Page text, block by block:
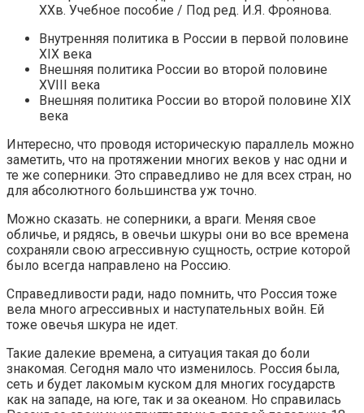
XXв. Учебное пособие / Под ред. И.Я. Фроянова.
Внутренняя политика в России в первой половине
XIX века
Внешняя политика России во второй половине
XVIII века
Внешняя политика России во второй половине XIX
века
Интересно, что проводя историческую параллель можно
заметить, что на протяжении многих веков у нас одни и
те же соперники. Это справедливо не для всех стран, но
для абсолютного большинства уж точно.
Можно сказать. не соперники, а враги. Меняя свое
обличье, и рядясь, в овечьи шкуры они во все времена
сохраняли свою агрессивную сущность, острие которой
было всегда направлено на Россию.
Справедливости ради, надо помнить, что Россия тоже
вела много агрессивных и наступательных войн. Ей
тоже овечья шкура не идет.
Такие далекие времена, а ситуация такая до боли
знакомая. Сегодня мало что изменилось. Россия была,
сеть и будет лакомым куском для многих государств
как на западе, на юге, так и за океаном. Но справилась